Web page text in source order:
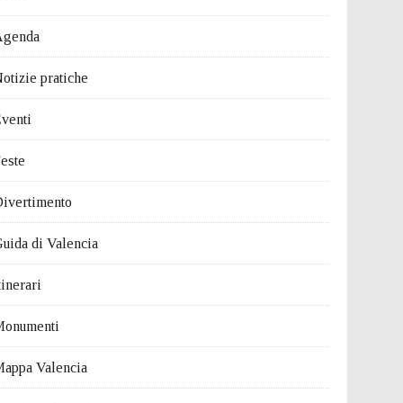
pratiche
di Valencia
Valencia